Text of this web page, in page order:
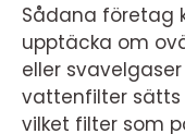
Sådana företag
upptäcka om
eller
vattenfilter sätts
vilket filter som